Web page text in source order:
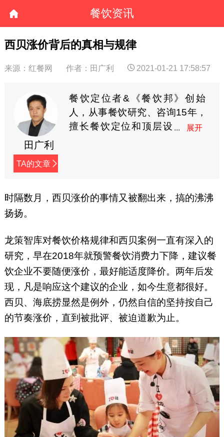
餐饮资讯
西贝涨价背后的真相与规律
来源：红餐网 作者：田广利 2021-01-21 17:58:57
田广利
TA的文章
餐饮定位者&《餐饮邦》创始
人，从事餐饮研究、咨询15年，
擅长餐饮定位和顶层设
时隔数月，西贝涨价的事情又被翻出来，搞的沸沸
扬扬。
龙策智库对餐饮价格规律和西贝案例一直有深入的
研究，早在2018年就预警餐饮消费力下降，建议餐
饮企业不要随便涨价，最好能适度降价。两年后发
现，凡是响应这个建议的企业，如今生意都很好。
西贝、海底捞显然是例外，仍然自信的坚持按自己
的节奏涨价，直到被批评、被迫道歉为止。